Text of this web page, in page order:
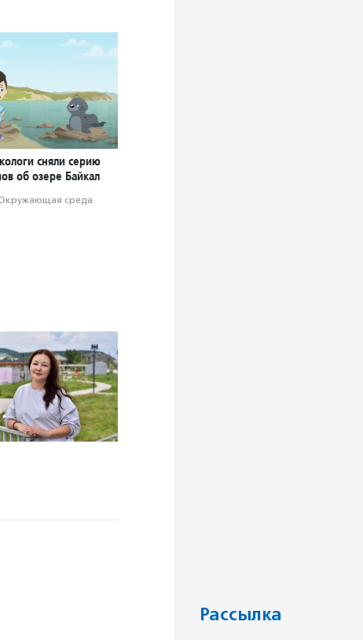
сняли серию
об озере Байкал
среда
Рассылка